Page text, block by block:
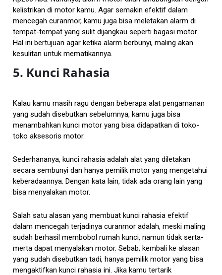
kelistrikan di motor kamu. Agar semakin efektif dalam
mencegah curanmor, kamu juga bisa meletakan alarm di
tempat-tempat yang sulit dijangkau seperti bagasi motor.
Hal ini bertujuan agar ketika alarm berbunyi, maling akan
kesulitan untuk mematikannya.
5. Kunci Rahasia
Kalau kamu masih ragu dengan beberapa alat pengamanan
yang sudah disebutkan sebelumnya, kamu juga bisa
menambahkan kunci motor yang bisa didapatkan di toko-
toko aksesoris motor.
Sederhananya, kunci rahasia adalah alat yang diletakan
secara sembunyi dan hanya pemilik motor yang mengetahui
keberadaannya. Dengan kata lain, tidak ada orang lain yang
bisa menyalakan motor.
Salah satu alasan yang membuat kunci rahasia efektif
dalam mencegah terjadinya curanmor adalah, meski maling
sudah berhasil membobol rumah kunci, namun tidak serta-
merta dapat menyalakan motor. Sebab, kembali ke alasan
yang sudah disebutkan tadi, hanya pemilik motor yang bisa
mengaktifkan kunci rahasia ini. Jika kamu tertarik